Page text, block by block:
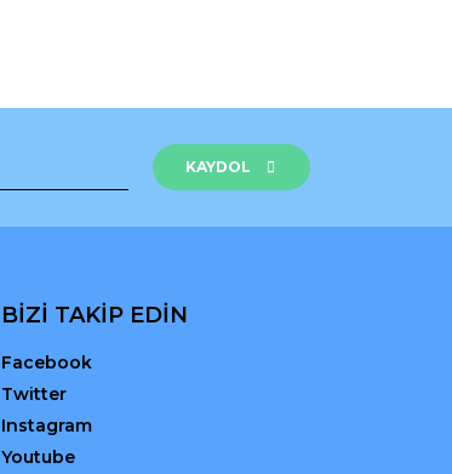
KAYDOL
BİZİ TAKİP EDİN
Facebook
Twitter
Instagram
Youtube